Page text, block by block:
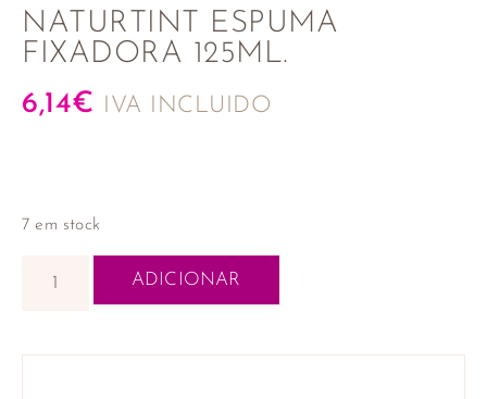
NATURTINT ESPUMA
FIXADORA 125ML.
6,14€ IVA INCLUIDO
7 em stock
ADICIONAR